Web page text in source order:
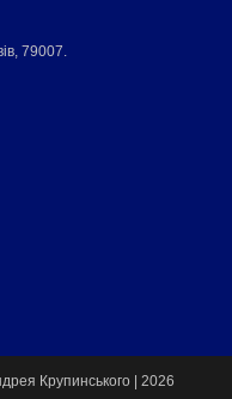
79007.
Крупинського | 2026